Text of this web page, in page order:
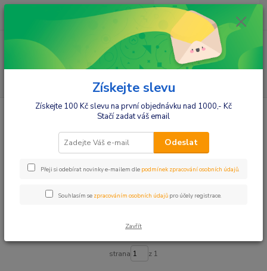
ks
za 0,00 Kč
Kojenecké potřeby Kosmetika, hygiena Ručníky
Ručníky
Upřesnit parametry
Zobrazuji 1-1 z 1
strana z 1
Získejte slevu
Získejte 100 Kč slevu na první objednávku nad 1000,- Kč
Stačí zadat váš email
Odeslat
Přeji si odebírat novinky e-mailem dle podmínek zpracování osobních údajů.
Souhlasím se zpracováním osobních údajů pro účely registrace.
Zavřít